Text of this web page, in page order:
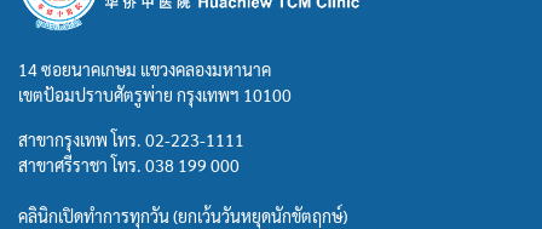
14 ซอยนาคเกษม แขวงคลองมหานาค
เขตป้อมปราบศัตรูพ่าย กรุงเทพฯ 10100
สาขากรุงเทพ โทร. 02-223-1111
สาขาศรีราชา โทร. 038 199 000
คลินิกเปิดทำการทุกวัน (ยกเว้นวันหยุดนักขัตฤกษ์)